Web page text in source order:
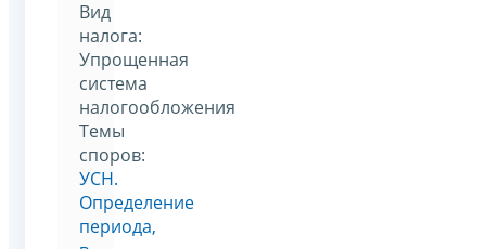
Вид
налога:
Упрощенная
система
налогообложения
Темы
споров:
УСН.
Определение
периода,